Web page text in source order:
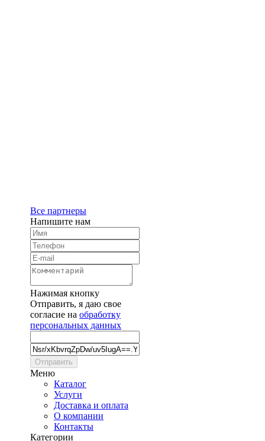
Все партнеры
Напишите нам
Нажимая кнопку
Отправить, я даю свое
согласие на обработку
персональных данных
Отправить
Меню
Каталог
Услуги
Доставка и оплата
О компании
Контакты
Категории